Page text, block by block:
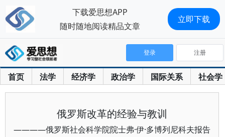
首页 法学 经济学 政治学 国际关系 社会学
登录 注册
俄罗斯改革的经验与教训
————俄罗斯社会科学院院士弗·伊·多博列尼科夫报告
下载爱思想APP
随时随地阅读精品文章
立即下载